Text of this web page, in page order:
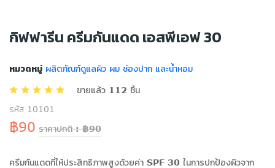
กิฟฟารีน ครีมกันแดด เอสพีเอฟ 30
หมวดหมู่ ผลิตภัณฑ์ดูแลผิว ผม ช่องปาก และน้ำหอม
ขายแล้ว 112 ชิ้น
รหัส 10101
฿90 ราคาปกติ : ฿90
ครีมกันแดดที่ให้ประสิทธิภาพสูงด้วยค่า SPF 30 ในการปกป้องผิวจาก